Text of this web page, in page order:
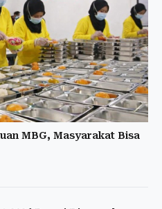
MBG, Masyarakat Bisa